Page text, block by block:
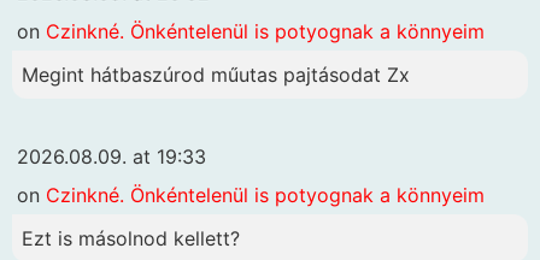
on Czinkné. Önkéntelenül is potyognak a könnyeim
Megint hátbaszúrod műutas pajtásodat Zx
2026.08.09. at 19:33
on Czinkné. Önkéntelenül is potyognak a könnyeim
Ezt is másolnod kellett?